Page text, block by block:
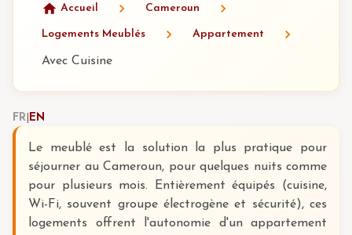
Accueil Cameroun
Logements Meublés Appartement
Avec Cuisine
FR EN
Le meublé est la solution la plus pratique pour
séjourner au Cameroun, pour quelques nuits comme
pour plusieurs mois. Entièrement équipés (cuisine,
Wi-Fi, souvent groupe électrogène et sécurité), ces
logements offrent l'autonomie d'un appartement